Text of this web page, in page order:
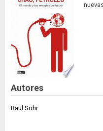
Autores
Raul Sohr